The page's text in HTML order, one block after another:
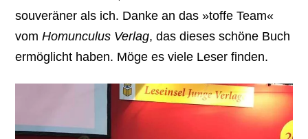
souveräner als ich. Danke an das »toffe Team«
vomHomunculus Verlag, das dieses schöne Buch
ermöglicht haben. Möge es viele Leser finden.